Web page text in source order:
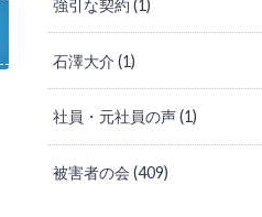
強引な契約(1)
石澤大介(1)
社員・元社員の声(1)
被害者の会(409)